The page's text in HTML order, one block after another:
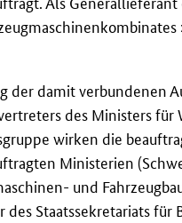
der damit verbundenen
des Ministers für
wirken die
Ministerien
und
Staatssekretariats für